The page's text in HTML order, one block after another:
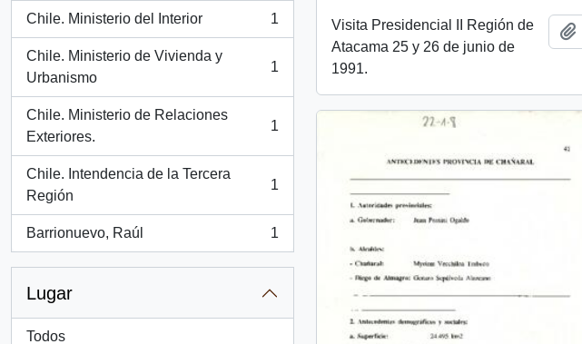
Chile. Ministerio del Interior
, 1 resultados
1
Chile. Ministerio de Vivienda y
Urbanismo
, 1 resultados
1
Chile. Ministerio de Relaciones
Exteriores.
, 1 resultados
1
Chile. Intendencia de la Tercera
Región
, 1 resultados
1
Barrionuevo, Raúl
, 1 resultados
1
Lugar
Todos
Visita Presidencial II Región de
Atacama 25 y 26 de junio de
1991.